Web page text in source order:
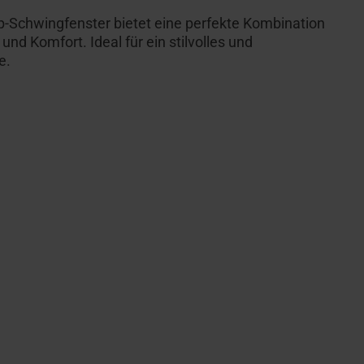
Schwingfenster bietet eine perfekte Kombination
Komfort. Ideal für ein stilvolles und